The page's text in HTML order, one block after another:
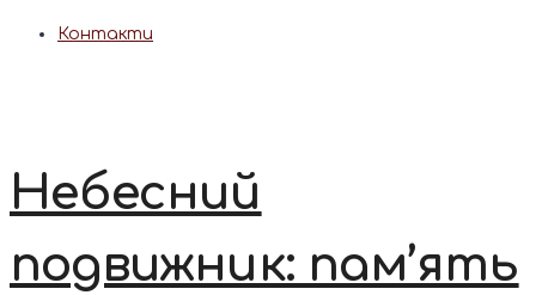
Контакти
Небесний
подвижник: пам’ять